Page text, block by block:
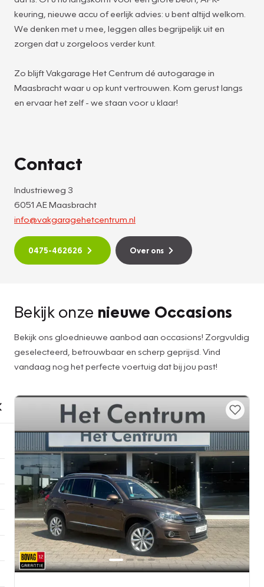
keuring, nieuwe accu of eerlijk advies: u bent altijd welkom.
We denken met u mee, leggen alles begrijpelijk uit en
zorgen dat u zorgeloos verder kunt.
Zo blijft Vakgarage Het Centrum dé autogarage in
Maasbracht waar u op kunt vertrouwen. Kom gerust langs
en ervaar het zelf - we staan voor u klaar!
Contact
Industrieweg 3
6051 AE Maasbracht
info@vakgaragehetcentrum.nl
0475-462626 Over ons
Bekijk onze nieuwe Occasions
Bekijk ons gloednieuwe aanbod aan occasions! Zorgvuldig
geselecteerd, betrouwbaar en scherp geprijsd. Vind
vandaag nog het perfecte voertuig dat bij jou past!